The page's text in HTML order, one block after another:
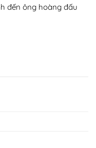
đến ông hoàng đấu